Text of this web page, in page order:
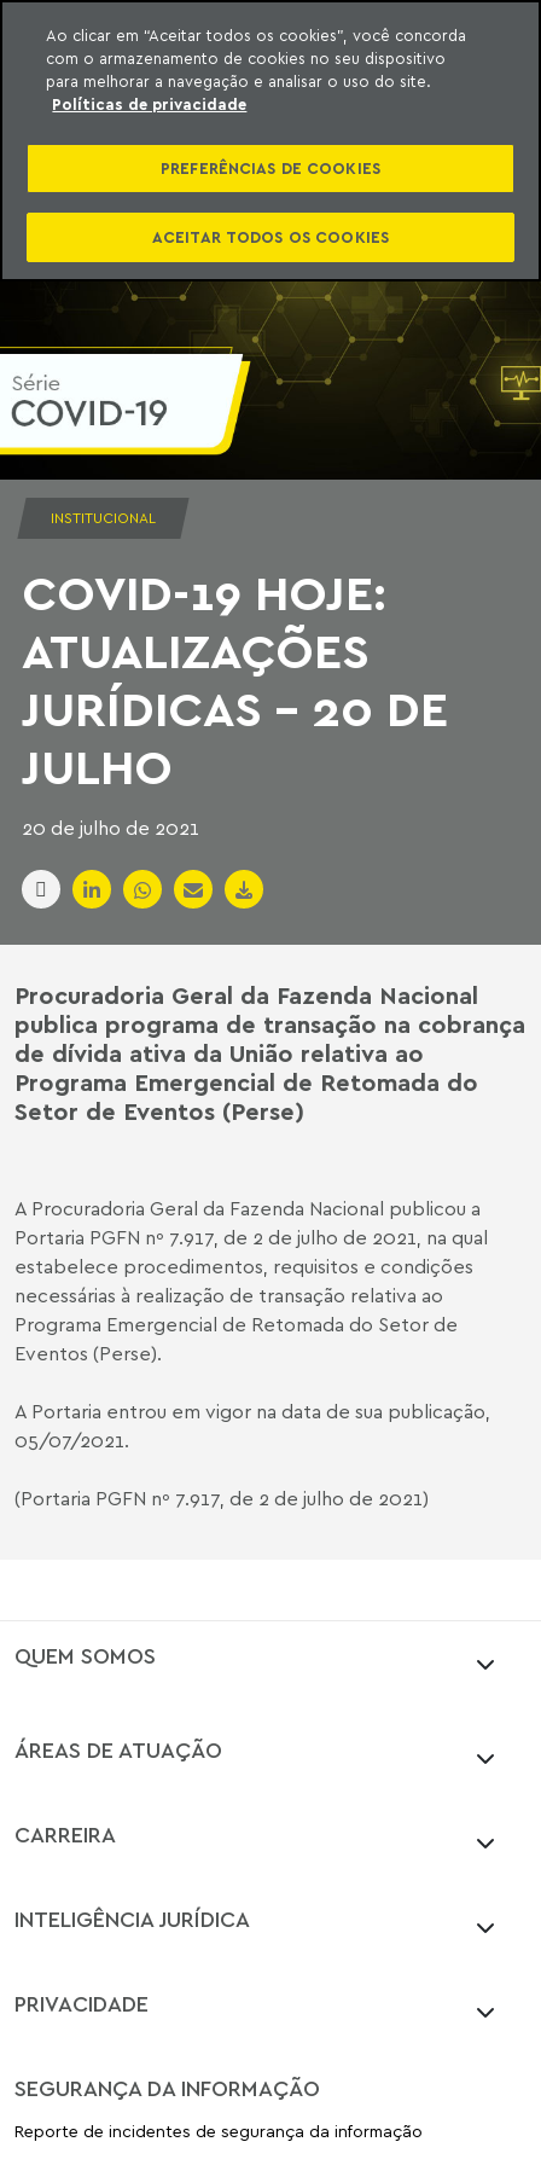
o conteúdo
Machado Meyer
INSTITUCIONAL
COVID-19 HOJE:
ATUALIZAÇÕES
JURÍDICAS - 20 DE
JULHO
20 de julho de 2021
Procuradoria Geral da Fazenda Nacional
publica programa de transação na cobrança
de dívida ativa da União relativa ao
Programa Emergencial de Retomada do
Setor de Eventos (Perse)
A Procuradoria Geral da Fazenda Nacional publicou a
Portaria PGFN nº 7.917, de 2 de julho de 2021, na qual
estabelece procedimentos, requisitos e condições
necessárias à realização de transação relativa ao
Programa Emergencial de Retomada do Setor de
Eventos (Perse).
A Portaria entrou em vigor na data de sua publicação,
05/07/2021.
(Portaria PGFN nº 7.917, de 2 de julho de 2021)
QUEM SOMOS
ÁREAS DE ATUAÇÃO
CARREIRA
INTELIGÊNCIA JURÍDICA
PRIVACIDADE
SEGURANÇA DA INFORMAÇÃO
Reporte de incidentes de segurança da informação
Ao clicar em “Aceitar todos os cookies”, você concorda
com o armazenamento de cookies no seu dispositivo
para melhorar a navegação e analisar o uso do site.
Políticas de privacidade
PREFERÊNCIAS DE COOKIES
ACEITAR TODOS OS COOKIES